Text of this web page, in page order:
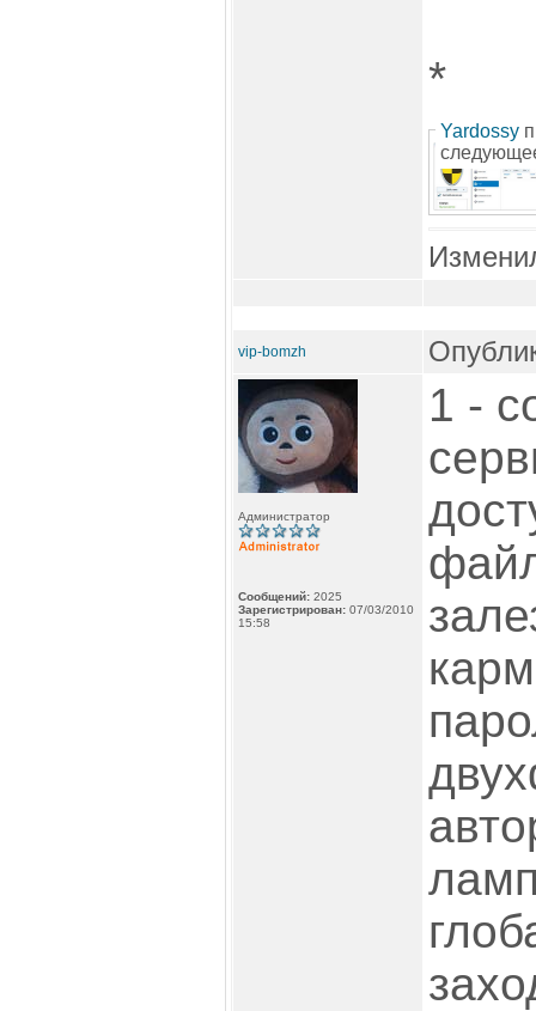
*
Yardossy
vip-bomzh
Администратор
Сообщений: 2025
Зарегистрирован: 07/03/2010
15:58
1 -